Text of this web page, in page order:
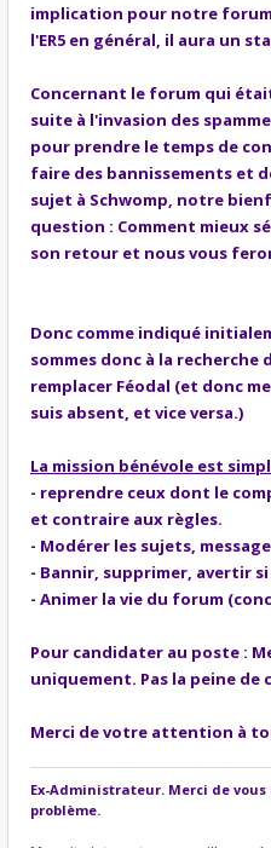
implication pour notre
l'ER5 en général, il aura un
Concernant le forum qui
suite à l'invasion des
pour prendre le temps de
faire des bannissements et
sujet à Schwomp, notre
question : Comment mieux
son retour et nous vous
Donc comme indiqué
sommes donc à la
remplacer Féodal (et donc
suis absent, et vice versa.)
La mission bénévole est
- reprendre ceux dont le
et contraire aux règles.
- Modérer les sujets,
- Bannir, supprimer, avertir si
- Animer la vie du forum
Pour candidater au poste :
uniquement. Pas la peine de
Merci de votre attention à
Ex-Administrateur. Merci de
problème.